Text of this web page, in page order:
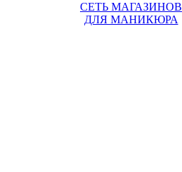
СЕТЬ МАГАЗИНОВ
ДЛЯ МАНИКЮРА